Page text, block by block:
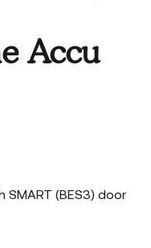
Accu
SMART (BES3) door